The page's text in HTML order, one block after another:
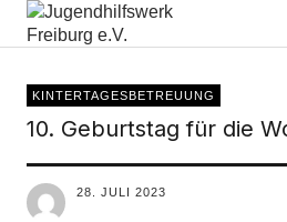
Jugendhilfswerk
KINTERTAGESBETREUUNG
10. Geburtstag für die
28. JULI 2023